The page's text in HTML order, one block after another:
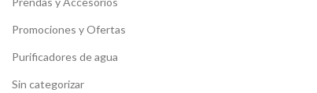
Promociones y Ofertas
Purificadores de agua
Sin categorizar